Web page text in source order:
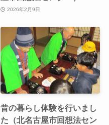
2026年2月9日
昔の暮らし体験を行いまし
た（北名古屋市回想法セン